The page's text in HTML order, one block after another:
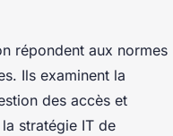
répondent aux normes
Ils examinent la
des accès et
stratégie IT de